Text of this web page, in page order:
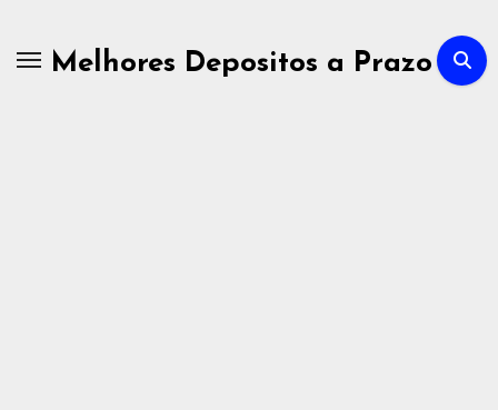
contentMelhores Depositos a Prazo